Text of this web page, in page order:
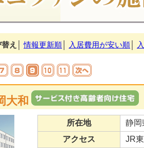
え │情報更新順 入居費用が安い順
大和
所在地
静岡
アクセス
JR